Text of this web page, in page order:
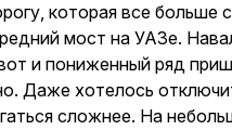
которая все больше
мост на УАЗе.
и пониженный ряд
Даже хотелось
сложнее. На